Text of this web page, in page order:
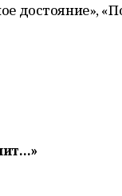
достояние»,